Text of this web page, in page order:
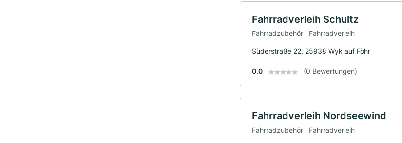
Fahrradverleih Schultz
Fahrradzubehör · Fahrradverleih
Süderstraße 22, 25938 Wyk auf Föhr
0.0 (0 Bewertungen)
Fahrradverleih Nordseewind
Fahrradzubehör · Fahrradverleih